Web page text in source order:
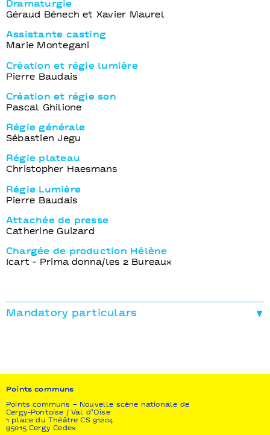
Dramaturgie
Géraud Bénech et Xavier Maurel
Assistante casting
Marie Montegani
Création et régie lumière
Pierre Baudais
Création et régie son
Pascal Ghilione
Régie générale
Sébastien Jegu
Régie plateau
Christopher Haesmans
Régie Lumière
Pierre Baudais
Attachée de presse
Catherine Guizard
Chargée de production Hélène
Icart - Prima donna/les 2 Bureaux
Mandatory particulars
Points communs - nouvelle scène nationale Cergy-
Participation artistique
Jeune Théâtre National
Points communs
Points communs – Nouvelle scène nationale de
Cergy-Pontoise / Val d’Oise
1 place du Théâtre CS 91204
95015 Cergy Cedex